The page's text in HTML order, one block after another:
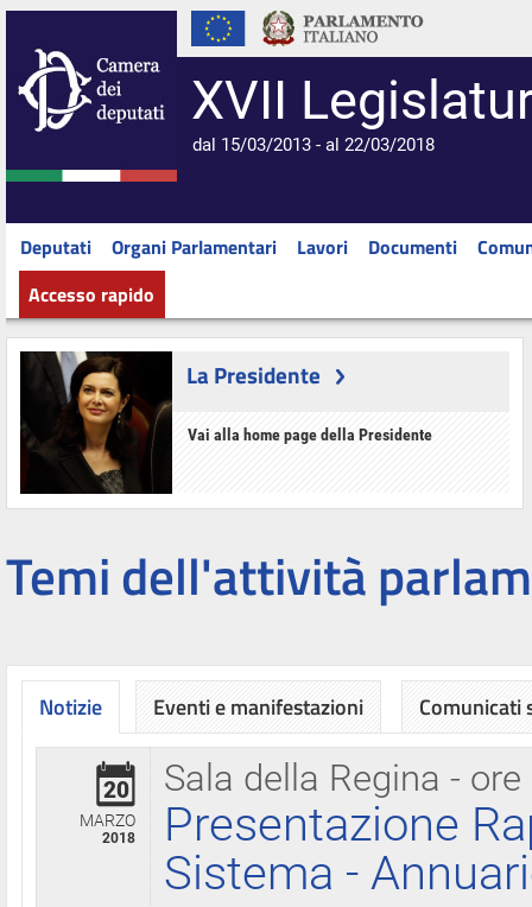
XVII
dal 15/03/2013 - al 22/03/2018
Deputati Organi Parlamentari Lavori Documenti
Accesso rapido
La Presidente
Vai alla home page della Presidente
Temi dell'attività
Notizie
Sala della Regina - ore
20
MARZO
2018
Presentazione
Sistema -
Eventi e manifestazioni Comunicati